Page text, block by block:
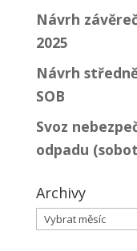
Návrh
2025
Návrh
SOB
Svoz
odpadu
Archivy
Archivy